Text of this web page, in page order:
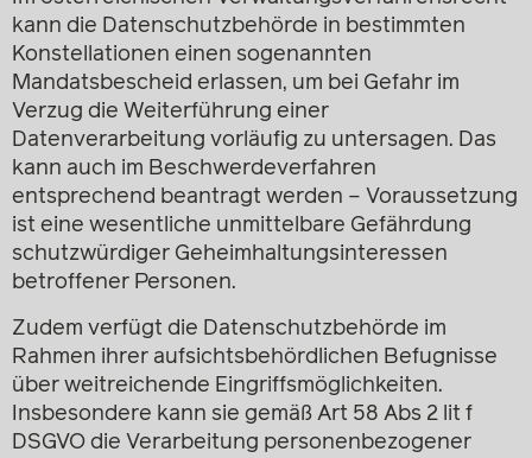
kann die Datenschutzbehörde in bestimmten
Konstellationen einen sogenannten
Mandatsbescheid erlassen, um bei Gefahr im
Verzug die Weiterführung einer
Datenverarbeitung vorläufig zu untersagen. Das
kann auch im Beschwerdeverfahren
entsprechend beantragt werden – Voraussetzung
ist eine wesentliche unmittelbare Gefährdung
schutzwürdiger Geheimhaltungsinteressen
betroffener Personen.
Zudem verfügt die Datenschutzbehörde im
Rahmen ihrer aufsichtsbehördlichen Befugnisse
über weitreichende Eingriffsmöglichkeiten.
Insbesondere kann sie gemäß Art 58 Abs 2 lit f
DSGVO die Verarbeitung personenbezogener